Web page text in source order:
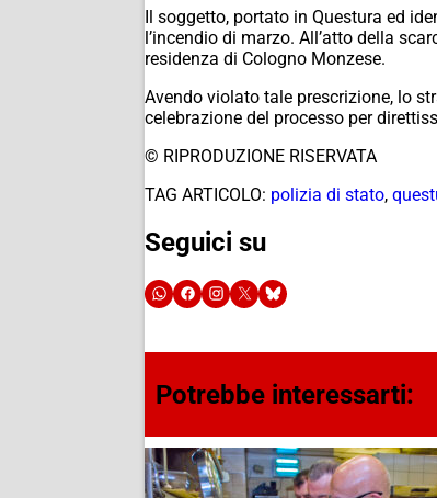
Il soggetto, portato in Questura ed
l’incendio di marzo. All’atto della
residenza di Cologno Monzese.
Avendo violato tale prescrizione, lo
celebrazione del processo per
© RIPRODUZIONE RISERVATA
TAG ARTICOLO: polizia di stato,
Seguici su
Potrebbe interessarti: